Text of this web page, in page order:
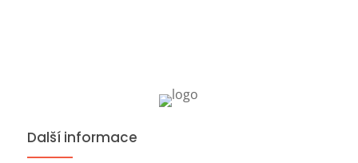
Další informace